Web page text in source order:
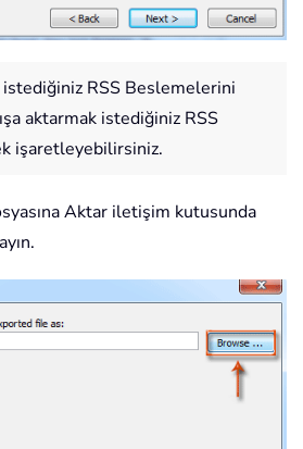
istediğiniz RSS Beslemelerini
aktarmak istediğiniz RSS
işaretleyebilirsiniz.
Aktar iletişim kutusunda